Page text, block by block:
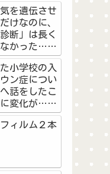
生徒の物語
を遺伝させ
けなのに、
断」は長く
かった…不
験した作家
して『命を
うこと
小学校の入
ン症につい
話をしたこ
変化が…マ
「素敵なご
ることで学
ィルム２本